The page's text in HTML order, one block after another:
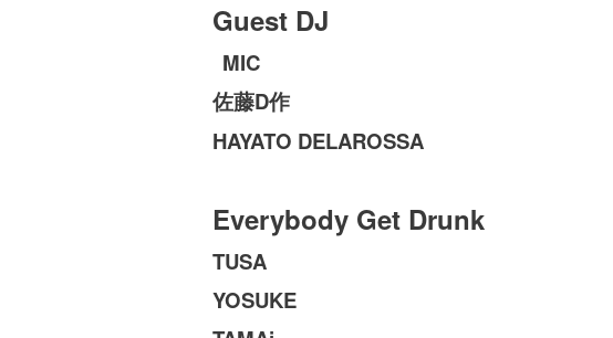
Guest DJ
MIC
佐藤D作
HAYATO DELAROSSA
Everybody Get Drunk
TUSA
YOSUKE